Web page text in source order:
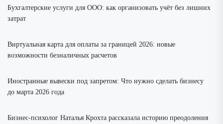
Бухгалтерские услуги для ООО: как организовать учёт без лишних
затрат
Виртуальная карта для оплаты за границей 2026: новые
возможности безналичных расчетов
Иностранные вывески под запретом: Что нужно сделать бизнесу
до марта 2026 года
Бизнес-психолог Наталья Крохта рассказала историю преодоления